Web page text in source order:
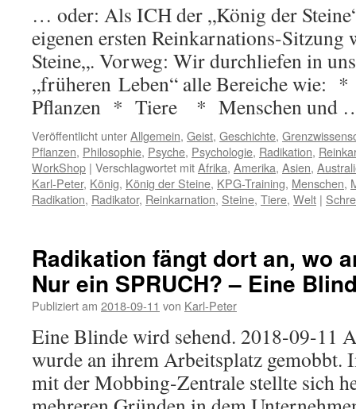
… oder: Als ICH der „König der
eigenen ersten Reinkarnations-Sitzung
Steine„. Vorweg: Wir durchliefen in
„früheren Leben“ alle Bereiche
Pflanzen * Tiere * Menschen
Veröffentlicht unterAllgemein, Geist, Geschichte,
Pflanzen, Philosophie, Psyche, Psychologie, Radikation,
WorkShop | Verschlagwortet mitAfrika, Amerika, Asien,
Karl-Peter, König, König der Steine, KPG-Training, Menschen,
Radikation, Radikator, Reinkarnation, Steine, Tiere, Welt |
Radikation fängt dort an, wo
Nur ein SPRUCH? – Eine
Publiziert am 2018-09-11 von Karl-Peter
Eine Blinde wird sehend. 2018-09-11
wurde an ihrem Arbeitsplatz gemobbt.
mit der Mobbing-Zentrale stellte sich